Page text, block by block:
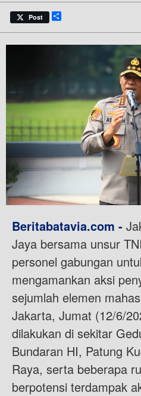
Post
Beritabatavia.com -
Jaya bersama unsur
personel gabungan
mengamankan aksi
sejumlah elemen
Jakarta, Jumat (12/6/
dilakukan di sekitar
Bundaran HI, Patung
Raya, serta beberapa
berpotensi terdampak